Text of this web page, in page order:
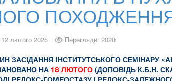
12 лютого 2025 Перегляди: 2020
ЗАСІДАННЯ ІНСТИТУТСЬКОГО СЕМІНАРУ
НА 18 ЛЮТОГО (ДОПОВІДЬ К.Б.Н.